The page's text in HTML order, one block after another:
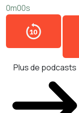
0m00s
Plus de podcasts